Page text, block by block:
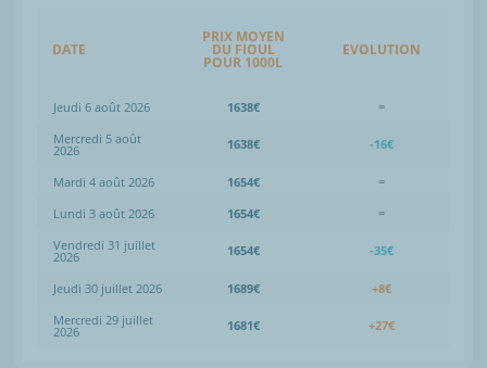
DATE
PRIX MOYEN
DU FIOUL
POUR 1000L
EVOLUTION
Jeudi 6 août 2026 1638€
=
Mercredi 5 août
2026 1638€ -16€
Mardi 4 août 2026 1654€
=
Lundi 3 août 2026
1654€
=
Vendredi 31 juillet
2026 1654€ -35€
Jeudi 30 juillet 2026 1689€
+8€
Mercredi 29 juillet
2026 1681€ +27€